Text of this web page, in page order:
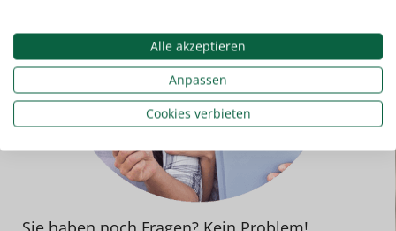
Alle akzeptieren
Anpassen
Cookies verbieten